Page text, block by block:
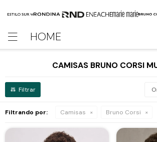
HOME

CAMISAS BRUNO CORSI
Filtrando por: Camisas Bruno Corsi